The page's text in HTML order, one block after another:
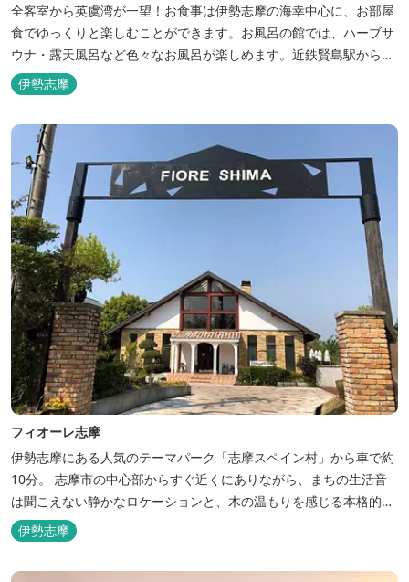
全客室から英虞湾が一望！お食事は伊勢志摩の海幸中心に、お部屋
食でゆっくりと楽しむことができます。お風呂の館では、ハーブサ
ウナ・露天風呂など色々なお風呂が楽しめます。近鉄賢島駅から歩
いて5分と好立地です。
伊勢志摩
フィオーレ志摩
伊勢志摩にある人気のテーマパーク「志摩スペイン村」から車で約
10分。 志摩市の中心部からすぐ近くにありながら、まちの生活音
は聞こえない静かなロケーションと、木の温もりを感じる本格的な
コテージは、非日常の時間を過ごすにはぴったり。ペットと一緒に
泊まれる宿泊棟もあり、「週末、ペットとゆっくり過ごしたい」と
伊勢志摩